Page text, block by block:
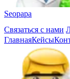
Seopapa
Связаться с нами
ГлавнаяКейсы